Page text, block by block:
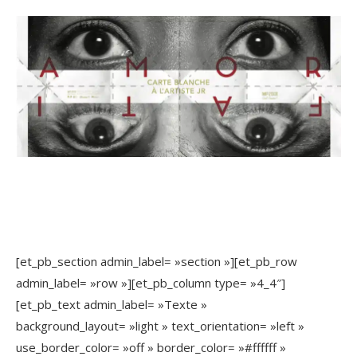
[et_pb_section admin_label= »section »][et_pb_row
admin_label= »row »][et_pb_column type= »4_4″]
[et_pb_text admin_label= »Texte »
background_layout= »light » text_orientation= »left »
use_border_color= »off » border_color= »#ffffff »